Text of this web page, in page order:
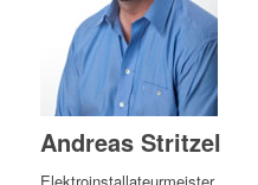
Andreas Stritzel
Elektroinstallateurmeister